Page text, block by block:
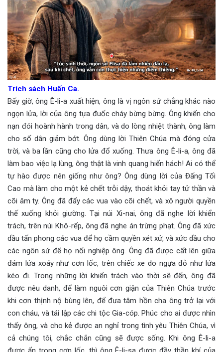
Trích sách Huấn Ca.
Bấy giờ, ông Ê-li-a xuất hiện, ông là vị ngôn sứ chẳng khác nào
ngọn lửa, lời của ông tựa đuốc cháy bừng bừng. Ông khiến cho
nạn đói hoành hành trong dân, và do lòng nhiệt thành, ông làm
cho số dân giảm bớt. Ông dùng lời Thiên Chúa mà đóng cửa
trời, và ba lần cũng cho lửa đổ xuống. Thưa ông Ê-li-a, ông đã
làm bao việc lạ lùng, ông thật là vinh quang hiển hách! Ai có thể
tự hào được nên giống như ông? Ông dùng lời của Đấng Tối
Cao mà làm cho một kẻ chết trỗi dậy, thoát khỏi tay tử thần và
cõi âm ty. Ông đã đẩy các vua vào cõi chết, và xô người quyền
thế xuống khỏi giường. Tại núi Xi-nai, ông đã nghe lời khiển
trách, trên núi Khô-rếp, ông đã nghe án trừng phạt. Ông đã xức
dầu tấn phong các vua để họ cầm quyền xét xử, và xức dầu cho
các ngôn sứ để họ nối nghiệp ông. Ông đã được cất lên giữa
đám lửa xoáy như cơn lốc, trên chiếc xe do ngựa đỏ như lửa
kéo đi. Trong những lời khiển trách vào thời sẽ đến, ông đã
được nêu danh, để làm nguôi cơn giận của Thiên Chúa trước
khi cơn thịnh nộ bùng lên, để đưa tâm hồn cha ông trở lại với
con cháu, và tái lập các chi tộc Gia-cóp. Phúc cho ai được nhìn
thấy ông, và cho kẻ được an nghỉ trong tình yêu Thiên Chúa, vì
cả chúng tôi, chắc chắn cũng sẽ được sống. Khi ông Ê-li-a